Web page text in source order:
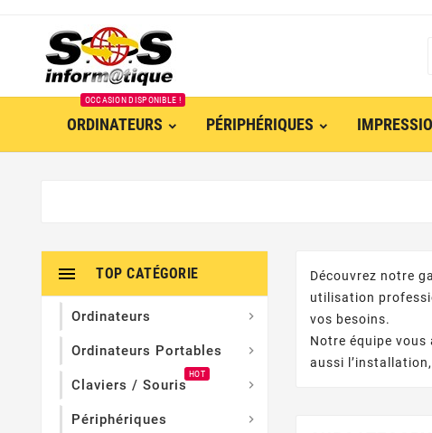
ORDINATEURS
OCCASION DISPONIBLE !
PÉRIPHÉRIQUES
TOP CATÉGORIE

Ordinateurs 
Ordinateurs Portables 
Claviers / Souris
HOT

Périphériques 
Découvrez notre
utilisation
vos besoins.
Notre équipe vous
aussi